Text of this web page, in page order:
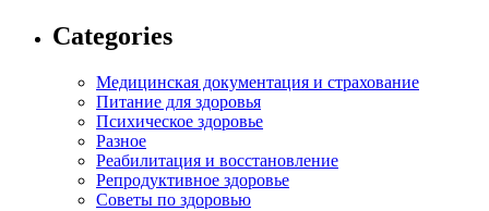
Categories
Медицинская документация и страхование
Питание для здоровья
Психическое здоровье
Разное
Реабилитация и восстановление
Репродуктивное здоровье
Советы по здоровью